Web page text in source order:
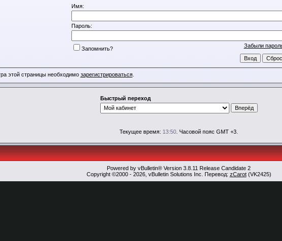
Имя:
Пароль:
Забыли
Запомнить?
этой страницы необходимо зарегистрироваться.
Быстрый переход
Текущее время: 13:50 . Часовой пояс GMT +3.
Powered by vBulletin® Version 3.8.11 Release Candidate 2
Copyright ©2000 - 2026, vBulletin Solutions Inc. Перевод: zCarot(VK2425)